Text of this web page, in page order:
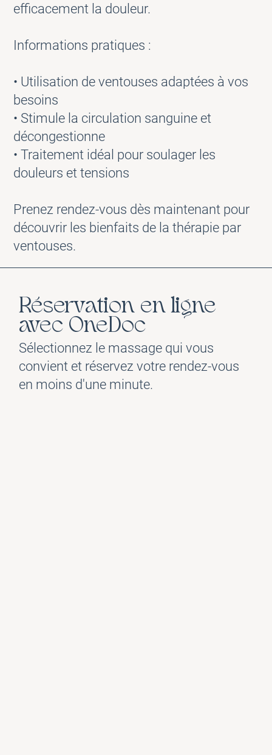
efficacement la douleur.
Informations pratiques :
• Utilisation de ventouses adaptées à vos
besoins
• Stimule la circulation sanguine et
décongestionne
• Traitement idéal pour soulager les
douleurs et tensions
Prenez rendez-vous dès maintenant pour
découvrir les bienfaits de la thérapie par
ventouses.
Réservation en ligne
avec OneDoc
Sélectionnez le massage qui vous
convient et réservez votre rendez-vous
en moins d'une minute.